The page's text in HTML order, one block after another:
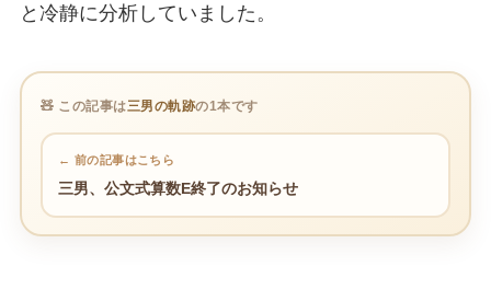
と冷静に分析していました。
🧸 この記事は三男の軌跡の1本です
← 前の記事はこちら
三男、公文式算数E終了のお知らせ